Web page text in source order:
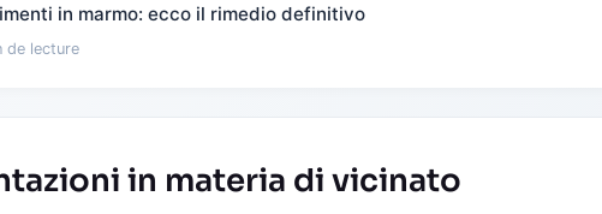
in marmo: ecco il rimedio definitivo
de lecture
in materia di vicinato